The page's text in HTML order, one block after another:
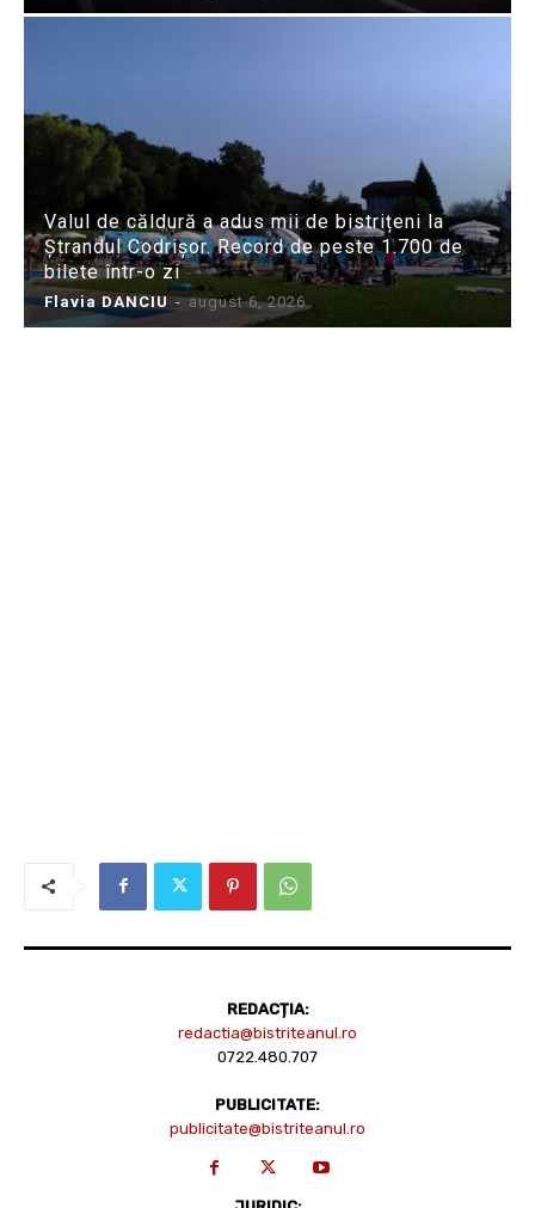
Valul de căldură a adus mii de bistrițeni la
Ștrandul Codrișor. Record de peste 1.700 de
bilete într-o zi
Flavia DANCIU - august 6, 2026
REDACȚIA:
redactia@bistriteanul.ro
0722.480.707
PUBLICITATE:
publicitate@bistriteanul.ro